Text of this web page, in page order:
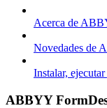
Acerca de
Novedades de
Instalar,
ABBYY